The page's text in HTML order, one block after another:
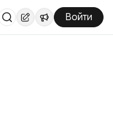
Войти